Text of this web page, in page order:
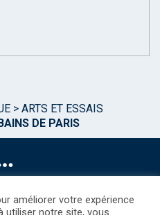
> ARTS ET ESSAIS
DE PARIS
améliorer votre expérience
utiliser notre site, vous